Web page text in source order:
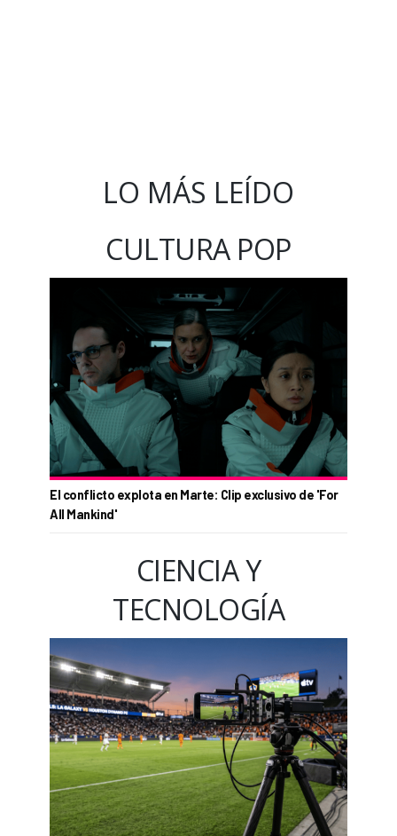
LO MÁS LEÍDO
CULTURA POP
El conflicto explota en Marte: Clip exclusivo de 'For
All Mankind'
CIENCIA Y
TECNOLOGÍA